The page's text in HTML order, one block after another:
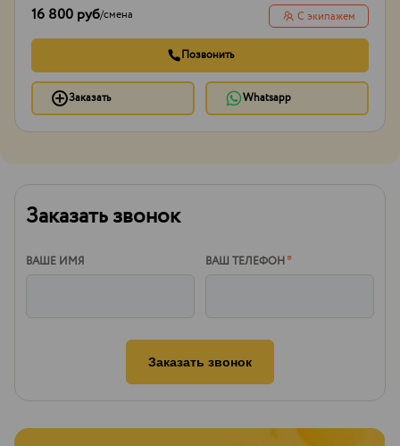
16 800 руб/смена С экипажем
Позвонить
Заказать Whatsapp
Заказать звонок
ВАШЕ ИМЯ ВАШ ТЕЛЕФОН*
Заказать звонок